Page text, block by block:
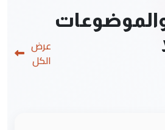
عرض
الكل